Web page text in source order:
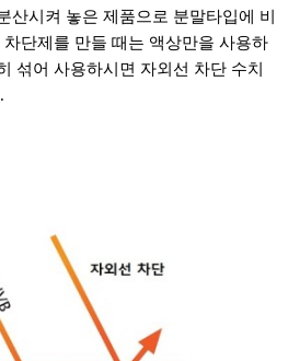
산시켜 놓은 제품으로 분말타입에 비
단제를 만들 때는 액상만을 사용하
섞어 사용하시면 자외선 차단 수치